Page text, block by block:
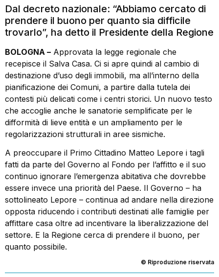
Dal decreto nazionale: “Abbiamo cercato di
prendere il buono per quanto sia difficile
trovarlo”, ha detto il Presidente della Regione
BOLOGNA – Approvata la legge regionale che
recepisce il Salva Casa. Ci si apre quindi al cambio di
destinazione d’uso degli immobili, ma all’interno della
pianificazione dei Comuni, a partire dalla tutela dei
contesti più delicati come i centri storici. Un nuovo testo
che accoglie anche le sanatorie semplificate per le
difformità di lieve entità e un ampliamento per le
regolarizzazioni strutturali in aree sismiche.
A preoccupare il Primo Cittadino Matteo Lepore i tagli
fatti da parte del Governo al Fondo per l’affitto e il suo
continuo ignorare l’emergenza abitativa che dovrebbe
essere invece una priorità del Paese. Il Governo – ha
sottolineato Lepore – continua ad andare nella direzione
opposta riducendo i contributi destinati alle famiglie per
affittare casa oltre ad incentivare la liberalizzazione del
settore. E la Regione cerca di prendere il buono, per
quanto possibile.
© Riproduzione riservata